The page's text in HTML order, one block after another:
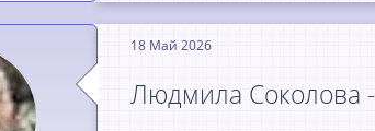
18 Май 2026
Людмила Соколова